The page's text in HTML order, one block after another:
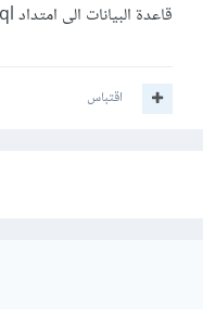
قاعدة البيانات الى امتداد sql لاتمكن من استخدام البيانات كيف ؟؟
اقتباس